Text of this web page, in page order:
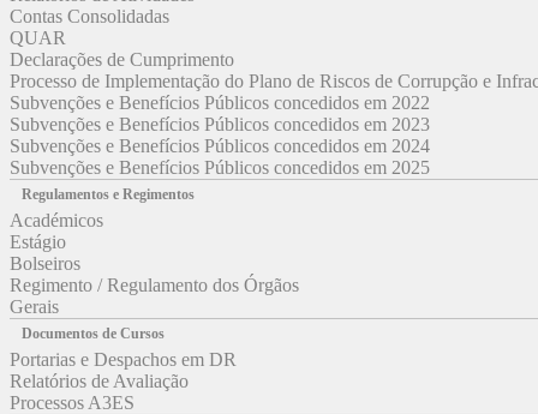
Contas Consolidadas
QUAR
Declarações de Cumprimento
Processo de Implementação do Plano de Riscos de Corrupção e
Subvenções e Benefícios Públicos concedidos em 2022
Subvenções e Benefícios Públicos concedidos em 2023
Subvenções e Benefícios Públicos concedidos em 2024
Subvenções e Benefícios Públicos concedidos em 2025
Regulamentos e Regimentos
Académicos
Estágio
Bolseiros
Regimento / Regulamento dos Órgãos
Gerais
Documentos de Cursos
Portarias e Despachos em DR
Relatórios de Avaliação
Processos A3ES